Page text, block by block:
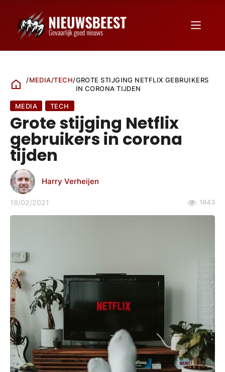
/MEDIA/TECH/GROTE STIJGING NETFLIX GEBRUIKERS
IN CORONA TIJDEN
MEDIA TECH
Grote stijging Netflix
gebruikers in corona
tijden
Harry Verheijen
18/02/2021 1643